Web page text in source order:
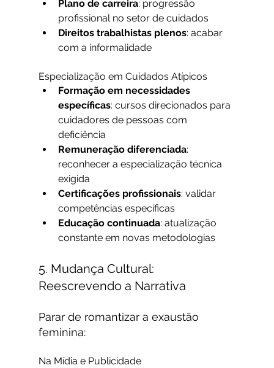
Plano de carreira: progressão
profissional no setor de cuidados
Direitos trabalhistas plenos: acabar
com a informalidade
Especialização em Cuidados Atípicos
Formação em necessidades
específicas: cursos direcionados para
cuidadores de pessoas com
deficiência
Remuneração diferenciada:
reconhecer a especialização técnica
exigida
Certificações profissionais: validar
competências específicas
Educação continuada: atualização
constante em novas metodologias
5. Mudança Cultural:
Reescrevendo a Narrativa
Parar de romantizar a exaustão
feminina:
Na Mídia e Publicidade